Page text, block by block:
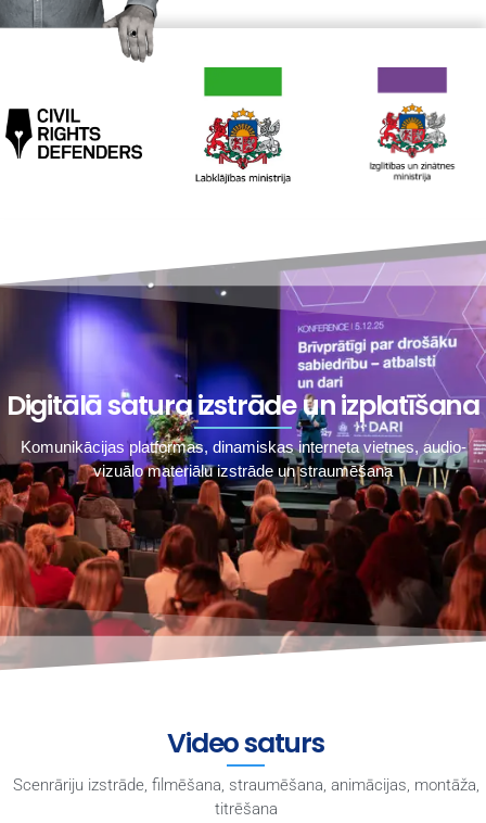
Digitālā satura izstrāde un izplatīšana
Komunikācijas platformas, dinamiskas interneta vietnes, audio-
vizuālo materiālu izstrāde un straumēšana
Video saturs
Scenrāriju izstrāde, filmēšana, straumēšana, animācijas, montāža,
titrēšana